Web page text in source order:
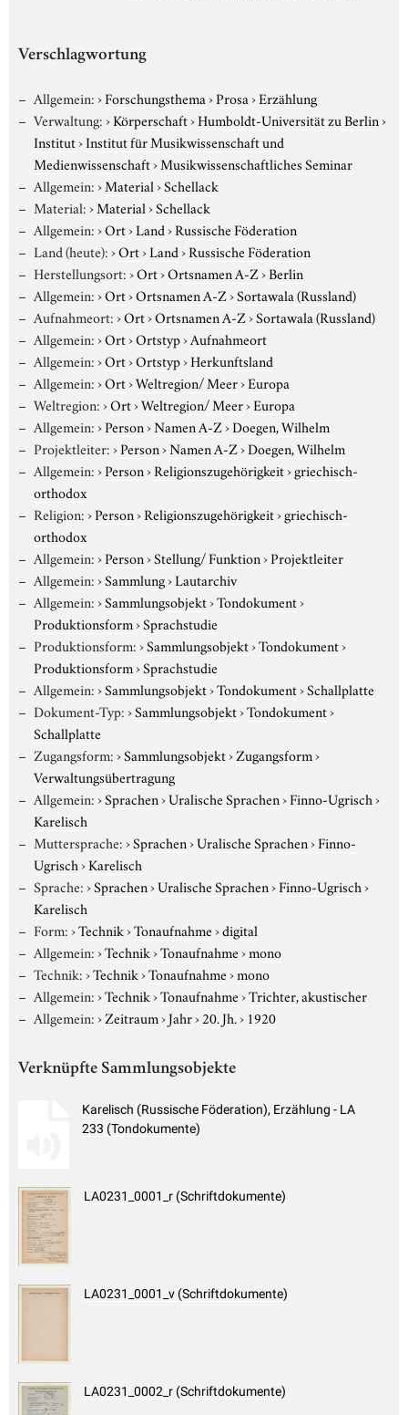
Verschlagwortung
Allgemein:›Forschungsthema›Prosa›Erzählung
Verwaltung:›Körperschaft›Humboldt-Universität zu Berlin›
Institut›Institut für Musikwissenschaft und
Medienwissenschaft›Musikwissenschaftliches Seminar
Allgemein:›Material›Schellack
Material:›Material›Schellack
Allgemein:›Ort›Land›Russische Föderation
Land (heute):›Ort›Land›Russische Föderation
Herstellungsort:›Ort›Ortsnamen A-Z›Berlin
Allgemein:›Ort›Ortsnamen A-Z›Sortawala (Russland)
Aufnahmeort:›Ort›Ortsnamen A-Z›Sortawala (Russland)
Allgemein:›Ort›Ortstyp›Aufnahmeort
Allgemein:›Ort›Ortstyp›Herkunftsland
Allgemein:›Ort›Weltregion/ Meer›Europa
Weltregion:›Ort›Weltregion/ Meer›Europa
Allgemein:›Person›Namen A-Z›Doegen, Wilhelm
Projektleiter:›Person›Namen A-Z›Doegen, Wilhelm
Allgemein:›Person›Religionszugehörigkeit›griechisch-
orthodox
Religion:›Person›Religionszugehörigkeit›griechisch-
orthodox
Allgemein:›Person›Stellung/ Funktion›Projektleiter
Allgemein:›Sammlung›Lautarchiv
Allgemein:›Sammlungsobjekt›Tondokument›
Produktionsform›Sprachstudie
Produktionsform:›Sammlungsobjekt›Tondokument›
Produktionsform›Sprachstudie
Allgemein:›Sammlungsobjekt›Tondokument›Schallplatte
Dokument-Typ:›Sammlungsobjekt›Tondokument›
Schallplatte
Zugangsform:›Sammlungsobjekt›Zugangsform›
Verwaltungsübertragung
Allgemein:›Sprachen›Uralische Sprachen›Finno-Ugrisch›
Karelisch
Muttersprache:›Sprachen›Uralische Sprachen›Finno-
Ugrisch›Karelisch
Sprache:›Sprachen›Uralische Sprachen›Finno-Ugrisch›
Karelisch
Form:›Technik›Tonaufnahme›digital
Allgemein:›Technik›Tonaufnahme›mono
Technik:›Technik›Tonaufnahme›mono
Allgemein:›Technik›Tonaufnahme›Trichter, akustischer
Allgemein:›Zeitraum›Jahr›20. Jh.› 1920
Verknüpfte Sammlungsobjekte
Karelisch (Russische Föderation), Erzählung - LA
233 (Tondokumente)
LA0231_0001_r (Schriftdokumente)
LA0231_0001_v (Schriftdokumente)
LA0231_0002_r (Schriftdokumente)